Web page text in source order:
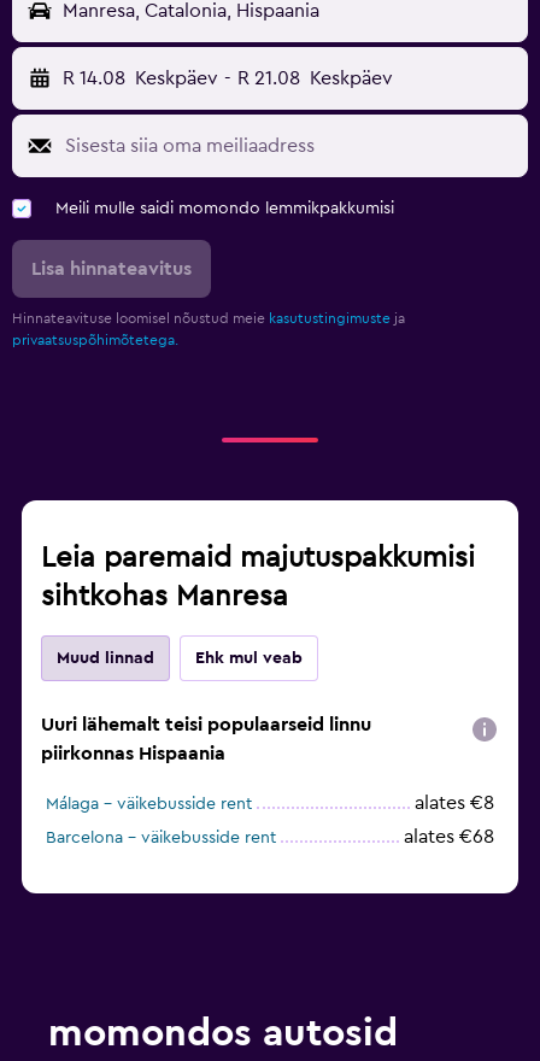
Manresa, Catalonia, Hispaania
R 14.08 Keskpäev - R 21.08 Keskpäev
Meili mulle saidi momondo lemmikpakkumisi
Lisa hinnateavitus
Hinnateavituse loomisel nõustud meie kasutustingimuste ja
privaatsuspõhimõtetega.
Leia paremaid majutuspakkumisi
sihtkohas Manresa
Muud linnad Ehk mul veab
Uuri lähemalt teisi populaarseid linnu
piirkonnas Hispaania
Málaga – väikebusside rent alates €8
Barcelona – väikebusside rent alates €68
momondos autosid